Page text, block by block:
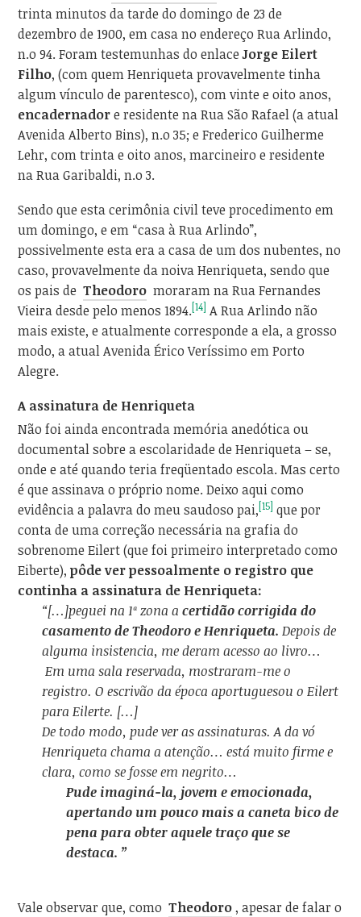
trinta minutos da tarde do domingo de 23 de
dezembro de 1900, em casa no endereço Rua Arlindo,
n.o 94. Foram testemunhas do enlaceJorge Eilert
Filho, (com quem Henriqueta provavelmente tinha
algum vínculo de parentesco), com vinte e oito anos,
encadernadore residente na Rua São Rafael (a atual
Avenida Alberto Bins), n.o 35; e Frederico Guilherme
Lehr, com trinta e oito anos, marcineiro e residente
na Rua Garibaldi, n.o 3.
Sendo que esta cerimônia civil teve procedimento em
um domingo, e em “casa à Rua Arlindo”,
possivelmente esta era a casa de um dos nubentes, no
caso, provavelmente da noiva Henriqueta, sendo que
os pais de Theodoro moraram na Rua Fernandes
Vieira desde pelo menos 1894.[14] A Rua Arlindo não
mais existe, e atualmente corresponde a ela, a grosso
modo, a atual Avenida Érico Veríssimo em Porto
Alegre.
A assinatura de Henriqueta
Não foi ainda encontrada memória anedótica ou
documental sobre a escolaridade de Henriqueta – se,
onde e até quando teria freqüentado escola. Mas certo
é que assinava o próprio nome. Deixo aqui como
evidência a palavra do meu saudoso pai,[15] que por
conta de uma correção necessária na grafia do
sobrenome Eilert (que foi primeiro interpretado como
Eiberte),pôde ver pessoalmente o registro que
continha a assinatura de Henriqueta:
“[…]peguei na 1ª zona acertidão corrigida do
casamento de Theodoro e Henriqueta. Depois de
alguma insistencia, me deram acesso ao livro…
Em uma sala reservada, mostraram-me o
registro. O escrivão da época aportuguesou o Eilert
para Eilerte. […]
De todo modo, pude ver as assinaturas. A da vó
Henriqueta chama a atenção… está muito firme e
clara, como se fosse em negrito…
Pude imaginá-la, jovem e emocionada,
apertando um pouco mais a caneta bico de
pena para obter aquele traço que se
destaca. ”
Vale observar que, como Theodoro , apesar de falar o